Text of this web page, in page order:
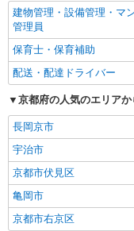
建物管理・設備管理・マ
管理員
保育士・保育補助
配送・配達ドライバー
京都府の人気のエリア
長岡京市
宇治市
京都市伏見区
亀岡市
京都市右京区